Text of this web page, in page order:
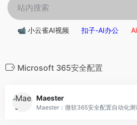
📹 小云雀AI视频 扣子-AI办公
Microsoft 365安全配置
Maester
Maester：微软365安全配置自动化测